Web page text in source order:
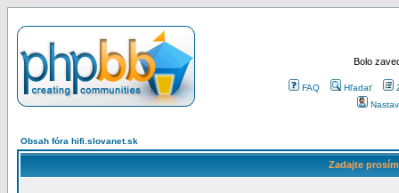
Bolo
FAQ Hľadať
Obsah fóra hifi.slovanet.sk
Zadajte